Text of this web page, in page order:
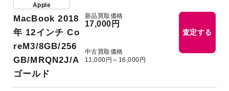
Apple
MacBook 2018
年 12インチ Co
reM3/8GB/256
GB/MRQN2J/A
ゴールド
新品買取価格
17,000円
中古買取価格
11,000円～16,000円
査定する